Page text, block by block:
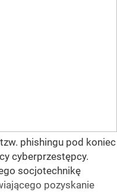
phishingu pod koniec
cyberprzestępcy.
socjotechnikę
pozyskanie